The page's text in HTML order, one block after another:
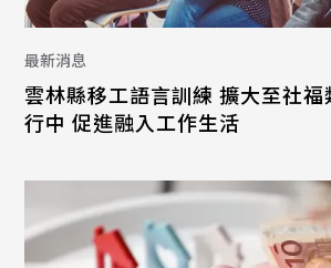
最新消息
雲林縣移工語言訓練 擴大至社
行中 促進融入工作生活